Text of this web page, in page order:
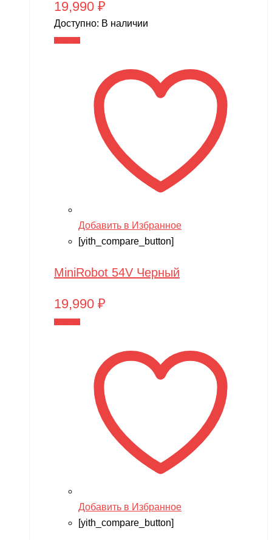
19,990 ₽
Доступно: В наличии
Добавить в Избранное
[yith_compare_button]
MiniRobot 54V Черный
19,990 ₽
Добавить в Избранное
[yith_compare_button]